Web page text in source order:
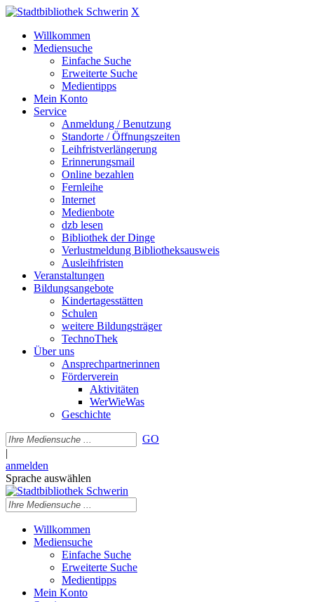
X
Willkommen
Mediensuche
Einfache Suche
Erweiterte Suche
Medientipps
Mein Konto
Service
Anmeldung / Benutzung
Standorte / Öffnungszeiten
Leihfristverlängerung
Erinnerungsmail
Online bezahlen
Fernleihe
Internet
Medienbote
dzb lesen
Bibliothek der Dinge
Verlustmeldung Bibliotheksausweis
Ausleihfristen
Veranstaltungen
Bildungsangebote
Kindertagesstätten
Schulen
weitere Bildungsträger
TechnoThek
Über uns
Ansprechpartnerinnen
Förderverein
Aktivitäten
WerWieWas
Geschichte
GO
|
anmelden
Sprache auswählen
Willkommen
Mediensuche
Einfache Suche
Erweiterte Suche
Medientipps
Mein Konto